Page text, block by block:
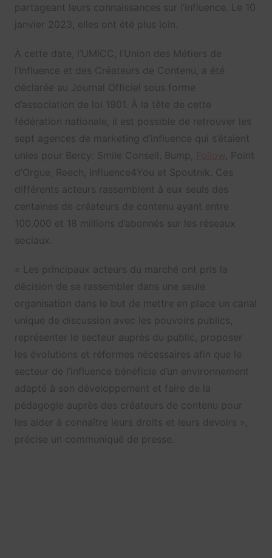
partageant leurs connaissances sur l’influence. Le 10
janvier 2023, elles ont été plus loin.
À cette date, l’UMICC, l’Union des Métiers de
l’Influence et des Créateurs de Contenu, a été
déclarée au Journal Officiel sous forme
d’association de loi 1901. À la tête de cette
fédération nationale, il est possible de retrouver les
sept agences de marketing d’influence qui s’étaient
unies pour Bercy: Smile Conseil, Bump,
, Point
d’Orgue, Reech, Influence4You et Spoutnik. Ces
différents acteurs rassemblent à eux seuls des
centaines de créateurs de contenu ayant entre
100.000 et 18 millions d’abonnés sur les réseaux
sociaux.
« Les principaux acteurs du marché ont pris la
décision de se rassembler dans une seule
organisation dans le but de mettre en place un canal
unique de discussion avec les pouvoirs publics,
représenter le secteur auprès du public, proposer
les évolutions et réformes nécessaires afin que le
secteur de l’influence bénéficie d’un environnement
adapté à son développement et faire de la
pédagogie auprès des créateurs de contenu pour
les aider à connaître leurs droits et leurs devoirs »,
précise un communiqué de presse.